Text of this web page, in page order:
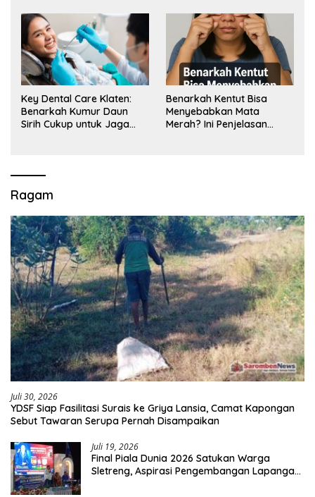
Key Dental Care Klaten:
Benarkah Kumur Daun
Sirih Cukup untuk Jaga
Benarkah Kentut Bisa
Menyebabkan Mata
Merah? Ini Penjelasan
Ragam
Juli 30, 2026
YDSF Siap Fasilitasi Surais ke Griya Lansia, Camat Kapongan
Sebut Tawaran Serupa Pernah Disampaikan
Juli 19, 2026
Final Piala Dunia 2026 Satukan Warga
Sletreng, Aspirasi Pengembangan Lapangan